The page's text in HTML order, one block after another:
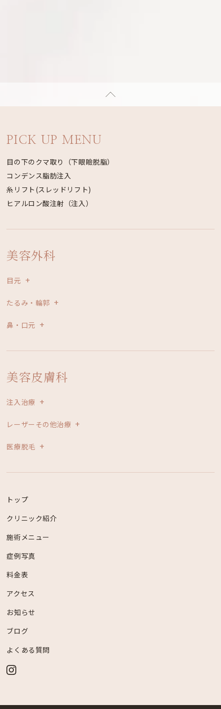
PICK UP MENU
目の下のクマ取り（下眼瞼脱脂）
コンデンス脂肪注入
糸リフト(スレッドリフト)
ヒアルロン酸注射（注入）
美容外科
目元
たるみ・輪郭
鼻・口元
美容皮膚科
注入治療
レーザーその他治療
医療脱毛
トップ
クリニック紹介
施術メニュー
症例写真
料金表
アクセス
お知らせ
ブログ
よくある質問